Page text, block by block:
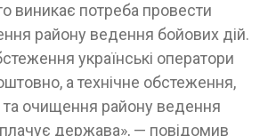
виникає потреба провести
району ведення бойових дій.
українські оператори
а технічне обстеження,
та очищення району ведення
держава», — повідомив